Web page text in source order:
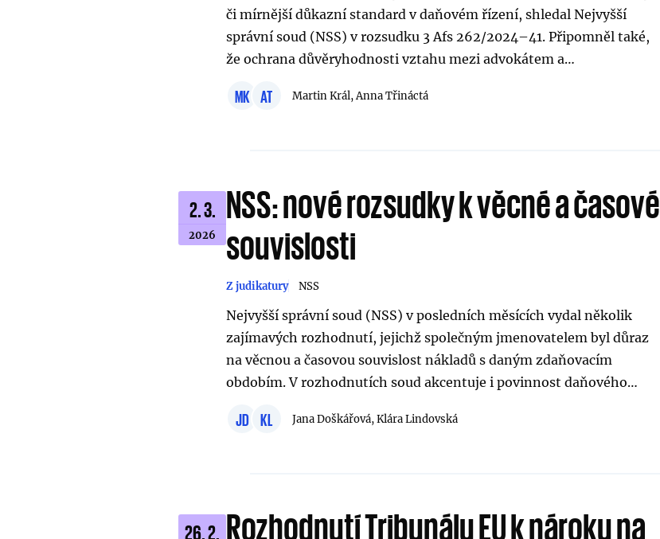
či mírnější důkazní standard v daňovém řízení, shledal Nejvyšší
správní soud (NSS) v rozsudku 3 Afs 262/2024–41. Připomněl také,
že ochrana důvěryhodnosti vztahu mezi advokátem a…
MK AT Martin Král,Anna Třináctá
2. 3.
2026
NSS: nové rozsudky k věcné a časové
souvislosti
Z judikatury NSS
Nejvyšší správní soud (NSS) v posledních měsících vydal několik
zajímavých rozhodnutí, jejichž společným jmenovatelem byl důraz
na věcnou a časovou souvislost nákladů s daným zdaňovacím
obdobím. V rozhodnutích soud akcentuje i povinnost daňového…
JD KL Jana Doškářová,Klára Lindovská
26. 2. Rozhodnutí Tribunálu EU k nároku na